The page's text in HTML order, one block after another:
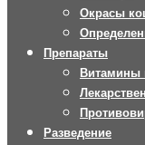
Окрасы
Препараты
Витамины
Разведение